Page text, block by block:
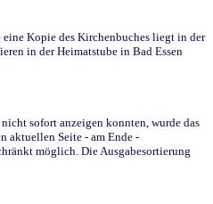
Kopie des Kirchenbuches liegt in der
in der Heimatstube in Bad Essen
sofort anzeigen konnten, wurde das
aktuellen Seite - am Ende -
möglich. Die Ausgabesortierung